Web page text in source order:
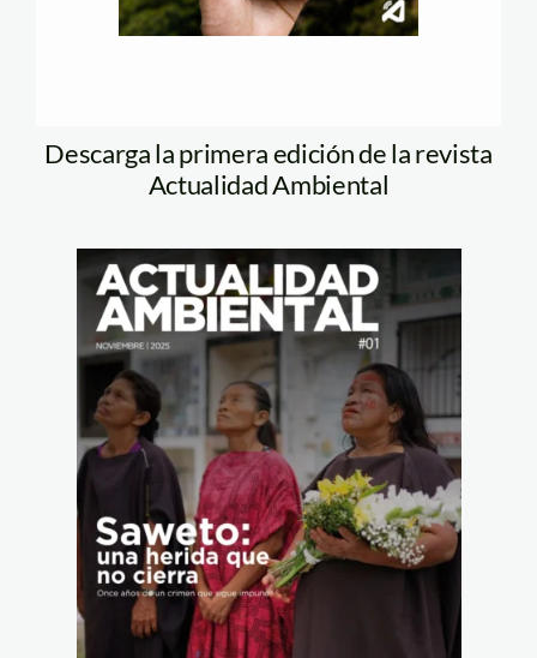
Descarga la primera edición de la revista
Actualidad Ambiental